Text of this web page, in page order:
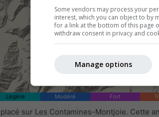
Légère Modéré Fort
sur Les Contamines-Montjoie. Cette
Some vendors may process your
interest, which you can object to by
for a link at the bottom of this page
withdraw consent in privacy and
Manage options